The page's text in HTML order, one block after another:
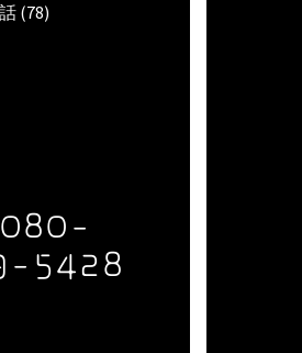
(78)
080-
5428